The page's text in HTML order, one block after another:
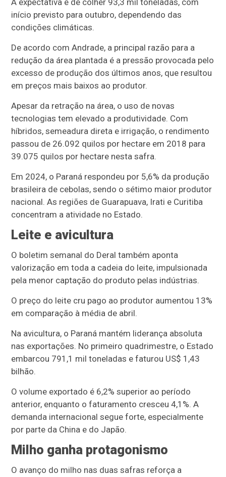
A expectativa é de colher 93,3 mil toneladas, com
início previsto para outubro, dependendo das
condições climáticas.
De acordo com Andrade, a principal razão para a
redução da área plantada é a pressão provocada pelo
excesso de produção dos últimos anos, que resultou
em preços mais baixos ao produtor.
Apesar da retração na área, o uso de novas
tecnologias tem elevado a produtividade. Com
híbridos, semeadura direta e irrigação, o rendimento
passou de 26.092 quilos por hectare em 2018 para
39.075 quilos por hectare nesta safra.
Em 2024, o Paraná respondeu por 5,6% da produção
brasileira de cebolas, sendo o sétimo maior produtor
nacional. As regiões de Guarapuava, Irati e Curitiba
concentram a atividade no Estado.
Leite e avicultura
O boletim semanal do Deral também aponta
valorização em toda a cadeia do leite, impulsionada
pela menor captação do produto pelas indústrias.
O preço do leite cru pago ao produtor aumentou 13%
em comparação à média de abril.
Na avicultura, o Paraná mantém liderança absoluta
nas exportações. No primeiro quadrimestre, o Estado
embarcou 791,1 mil toneladas e faturou US$ 1,43
bilhão.
O volume exportado é 6,2% superior ao período
anterior, enquanto o faturamento cresceu 4,1%. A
demanda internacional segue forte, especialmente
por parte da China e do Japão.
Milho ganha protagonismo
O avanço do milho nas duas safras reforça a